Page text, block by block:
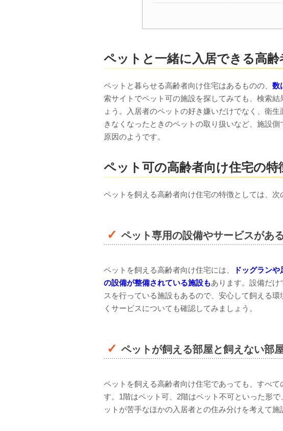
ペットと一緒に入居できる高
ペットと暮らせる高齢者向け住宅はあるものの、 数
索サイトでペット可の施設を探してみても、検索
ょう。入居者のペットの好き嫌いだけでなく、衛
きなくなったときのペットの取り扱いなど、施設
原因のようです。
ペット可の高齢者向け住宅の特
ペットを飼える高齢者向け住宅の特徴としては、次
ペット専用の設備やサービスがある
ペットを飼える高齢者向け住宅には、
ドッグラン
の設備が整備されている施設もあります。設備だ
スを行っている施設もあるので、安心して飼える
くサービスについても確認してみましょう。
ペットが飼える部屋と飼えない部
ペットを飼える高齢者向け住宅であっても、すべ
す。1階はペット可、2階はペット不可といった形
ットが苦手なほかの入居者との住み分けを考えて施